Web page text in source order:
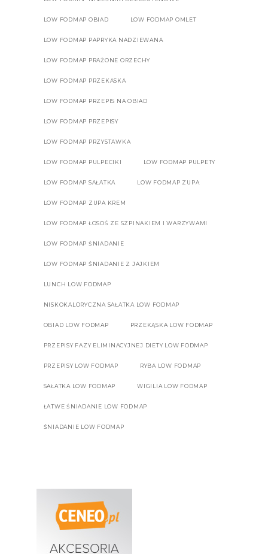
LOW FODMAP OBIAD LOW FODMAP OMLET
LOW FODMAP PAPRYKA NADZIEWANA
LOW FODMAP PRAŻONE ORZECHY
LOW FODMAP PRZEKASKA
LOW FODMAP PRZEPIS NA OBIAD
LOW FODMAP PRZEPISY
LOW FODMAP PRZYSTAWKA
LOW FODMAP PULPECIKI LOW FODMAP PULPETY
LOW FODMAP SAŁATKA LOW FODMAP ZUPA
LOW FODMAP ZUPA KREM
LOW FODMAP ŁOSOŚ ZE SZPINAKIEM I WARZYWAMI
LOW FODMAP ŚNIADANIE
LOW FODMAP ŚNIADANIE Z JAJKIEM
LUNCH LOW FODMAP
NISKOKALORYCZNA SAŁATKA LOW FODMAP
OBIAD LOW FODMAP PRZEKĄSKA LOW FODMAP
PRZEPISY FAZY ELIMINACYJNEJ DIETY LOW FODMAP
PRZEPISY LOW FODMAP RYBA LOW FODMAP
SAŁATKA LOW FODMAP WIGILIA LOW FODMAP
ŁATWE ŚNIADANIE LOW FODMAP
ŚNIADANIE LOW FODMAP